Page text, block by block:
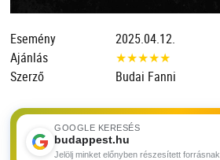
Esemény
2025.04.12.
Ajánlás
★★★★★
Szerző
Budai Fanni
GOOGLE KERESÉS
budappest.hu
Jelölj minket előnyben részesített forrásnak